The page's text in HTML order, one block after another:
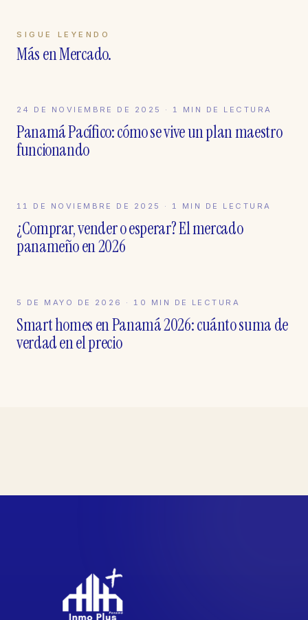
SIGUE LEYENDO
Más enMercado.
MERCADO
24 DE NOVIEMBRE DE 2025 · 1 MIN DE LECTURA
Panamá Pacífico: cómo se vive un plan maestro
funcionando
MERCADO
11 DE NOVIEMBRE DE 2025 · 1 MIN DE LECTURA
¿Comprar, vender o esperar? El mercado
panameño en 2026
MERCADO
5 DE MAYO DE 2026 · 10 MIN DE LECTURA
Smart homes en Panamá 2026: cuánto suma de
verdad en el precio